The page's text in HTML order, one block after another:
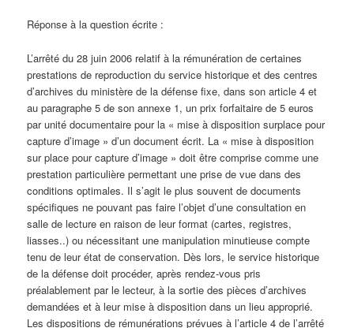
Réponse à la question écrite :
L’arrêté du 28 juin 2006 relatif à la rémunération de certaines
prestations de reproduction du service historique et des centres
d’archives du ministère de la défense fixe, dans son article 4 et
au paragraphe 5 de son annexe 1, un prix forfaitaire de 5 euros
par unité documentaire pour la « mise à disposition surplace pour
capture d’image » d’un document écrit. La « mise à disposition
sur place pour capture d’image » doit être comprise comme une
prestation particulière permettant une prise de vue dans des
conditions optimales. Il s’agit le plus souvent de documents
spécifiques ne pouvant pas faire l’objet d’une consultation en
salle de lecture en raison de leur format (cartes, registres,
liasses..) ou nécessitant une manipulation minutieuse compte
tenu de leur état de conservation. Dès lors, le service historique
de la défense doit procéder, après rendez-vous pris
préalablement par le lecteur, à la sortie des pièces d’archives
demandées et à leur mise à disposition dans un lieu approprié.
Les dispositions de rémunérations prévues à l’article 4 de l’arrêté